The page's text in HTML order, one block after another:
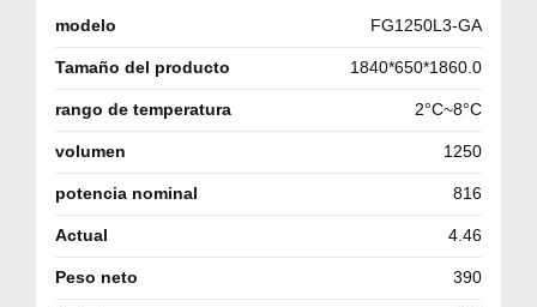
modelo FG1250L3-GA
Tamaño del producto 1840*650*1860.0
rango de temperatura 2°C~8°C
volumen 1250
potencia nominal 816
Actual 4.46
Peso neto 390